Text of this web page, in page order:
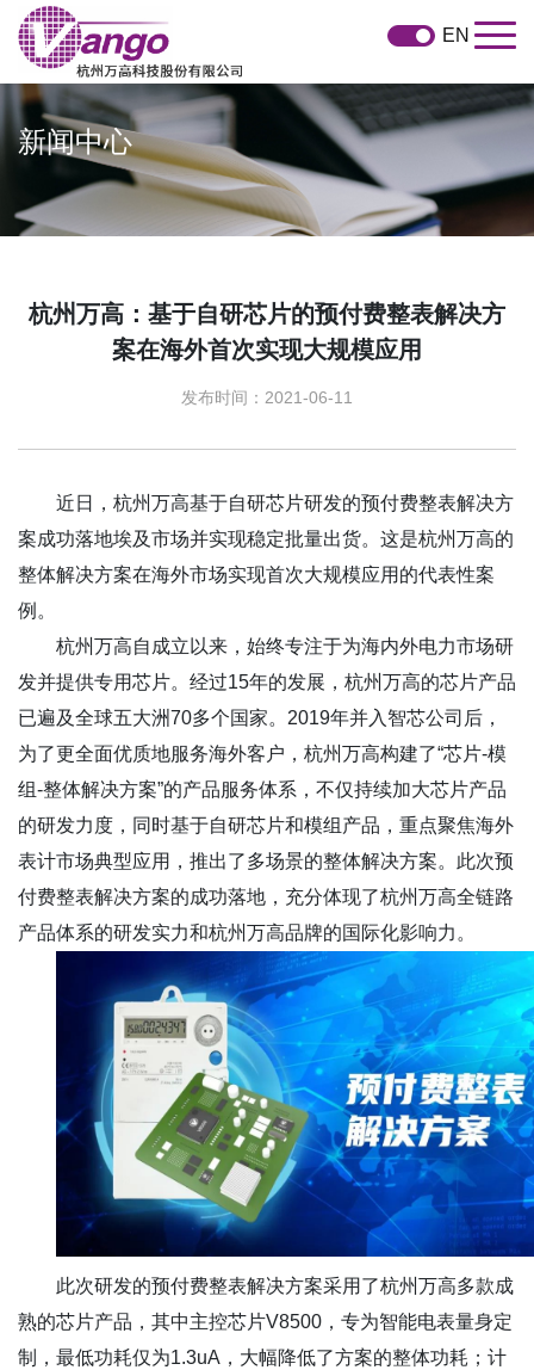
EN
新闻中心
杭州万高：基于自研芯片的预付费整表解决方
案在海外首次实现大规模应用
发布时间：2021-06-11
近日，杭州万高基于自研芯片研发的预付费整表解决方
案成功落地埃及市场并实现稳定批量出货。这是杭州万高的
整体解决方案在海外市场实现首次大规模应用的代表性案
例。
杭州万高自成立以来，始终专注于为海内外电力市场研
发并提供专用芯片。经过15年的发展，杭州万高的芯片产品
已遍及全球五大洲70多个国家。2019年并入智芯公司后，
为了更全面优质地服务海外客户，杭州万高构建了“芯片-模
组-整体解决方案”的产品服务体系，不仅持续加大芯片产品
的研发力度，同时基于自研芯片和模组产品，重点聚焦海外
表计市场典型应用，推出了多场景的整体解决方案。此次预
付费整表解决方案的成功落地，充分体现了杭州万高全链路
产品体系的研发实力和杭州万高品牌的国际化影响力。
此次研发的预付费整表解决方案采用了杭州万高多款成
熟的芯片产品，其中主控芯片V8500，专为智能电表量身定
制，最低功耗仅为1.3uA，大幅降低了方案的整体功耗；计